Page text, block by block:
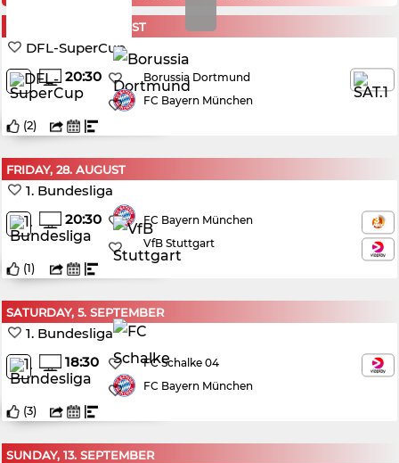
SATURDAY, 22. AUGUST
DFL-SuperCup
20:30
Borussia Dortmund
FC Bayern München
(2)
FRIDAY, 28. AUGUST
1. Bundesliga
20:30
FC Bayern München
VfB Stuttgart
(1)
SATURDAY, 5. SEPTEMBER
1. Bundesliga
18:30
FC Schalke 04
FC Bayern München
(3)
SUNDAY, 13. SEPTEMBER